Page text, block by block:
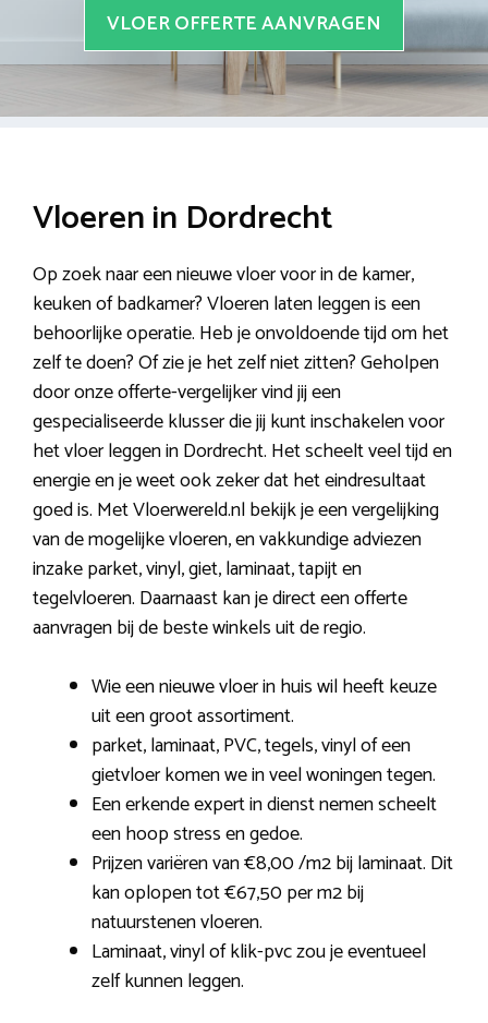
VLOER OFFERTE AANVRAGEN
Vloeren in Dordrecht
Op zoek naar een nieuwe vloer voor in de kamer,
keuken of badkamer? Vloeren laten leggen is een
behoorlijke operatie. Heb je onvoldoende tijd om het
zelf te doen? Of zie je het zelf niet zitten? Geholpen
door onze offerte-vergelijker vind jij een
gespecialiseerde klusser die jij kunt inschakelen voor
het vloer leggen in Dordrecht. Het scheelt veel tijd en
energie en je weet ook zeker dat het eindresultaat
goed is. Met Vloerwereld.nl bekijk je een vergelijking
van de mogelijke vloeren, en vakkundige adviezen
inzake parket, vinyl, giet, laminaat, tapijt en
tegelvloeren. Daarnaast kan je direct een offerte
aanvragen bij de beste winkels uit de regio.
Wie een nieuwe vloer in huis wil heeft keuze
uit een groot assortiment.
parket, laminaat, PVC, tegels, vinyl of een
gietvloer komen we in veel woningen tegen.
Een erkende expert in dienst nemen scheelt
een hoop stress en gedoe.
Prijzen variëren van €8,00 /m2 bij laminaat. Dit
kan oplopen tot €67,50 per m2 bij
natuurstenen vloeren.
Laminaat, vinyl of klik-pvc zou je eventueel
zelf kunnen leggen.